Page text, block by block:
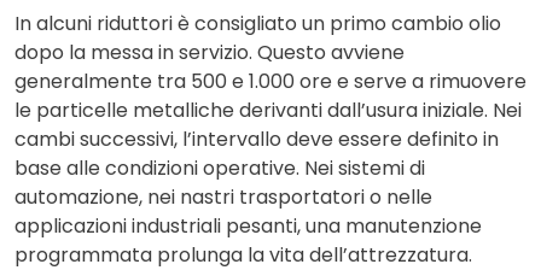
In alcuni riduttori è consigliato un primo cambio olio
dopo la messa in servizio. Questo avviene
generalmente tra 500 e 1.000 ore e serve a rimuovere
le particelle metalliche derivanti dall’usura iniziale. Nei
cambi successivi, l’intervallo deve essere definito in
base alle condizioni operative. Nei sistemi di
automazione, nei nastri trasportatori o nelle
applicazioni industriali pesanti, una manutenzione
programmata prolunga la vita dell’attrezzatura.